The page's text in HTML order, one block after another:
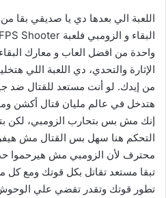
اللعبة الي بعدها دي يا صديقي بقا
واحدة من افضل العاب و معارك
الإثارة والتحدي، دي اللعبة اللي
من إيدك. لو أنت مستعد للقتال ضد
هتدخل في عالم مليان قتال أكشن
إنك مش بس بتحارب الزومبي،
التحكم هنا سهل بس القتال مش
محترف لأن الزومبي مش هيرحموا
تبقا مستعد تقاتل بكل قوتك ومع
تطور قوتك وتقدر تقضي علي